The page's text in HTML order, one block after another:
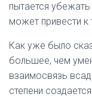
пытается убежать
может привести к
Как уже было
большее, чем
взаимосвязь
степени